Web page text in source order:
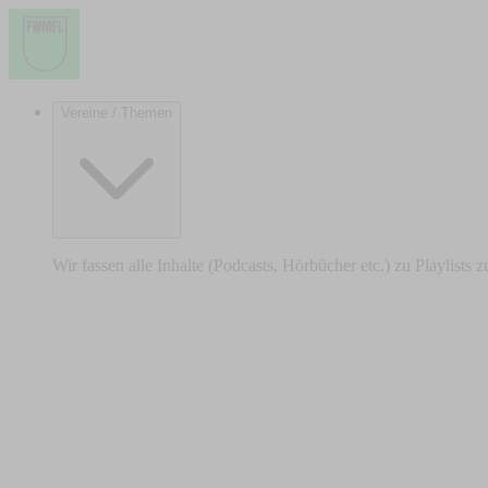
Vereine / Themen
Wir fassen alle Inhalte (Podcasts, Hörbücher etc.) zu Playlists